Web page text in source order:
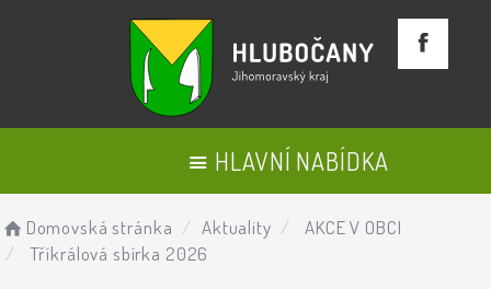
HLAVNÍ NABÍDKA
Domovská stránka Aktuality
AKCE V OBCI
Tříkrálová sbírka 2026